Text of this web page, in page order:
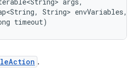
String> envVariables,
timeout)
.